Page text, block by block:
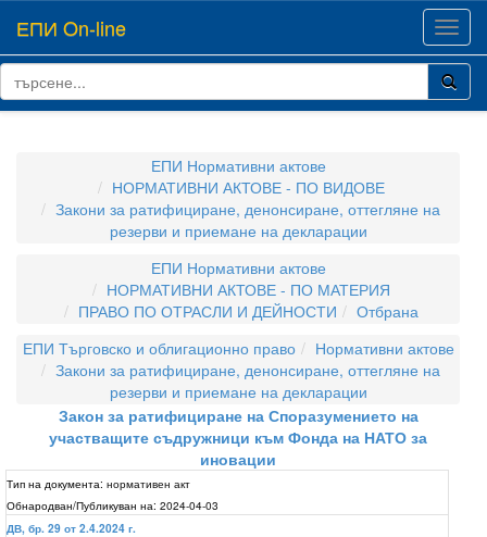
ЕПИ On-line
ЕПИ Нормативни актове
НОРМАТИВНИ АКТОВЕ - ПО ВИДОВЕ
Закони за ратифициране, денонсиране, оттегляне на
резерви и приемане на декларации
ЕПИ Нормативни актове
НОРМАТИВНИ АКТОВЕ - ПО МАТЕРИЯ
ПРАВО ПО ОТРАСЛИ И ДЕЙНОСТИ
Отбрана
ЕПИ Търговско и облигационно право
Нормативни актове
Закони за ратифициране, денонсиране, оттегляне на
резерви и приемане на декларации
Закон за ратифициране на Споразумението на
участващите съдружници към Фонда на НАТО за
иновации
Тип на документа: нормативен акт
Обнародван/Публикуван на: 2024-04-03
ДВ, бр. 29 от 2.4.2024 г.